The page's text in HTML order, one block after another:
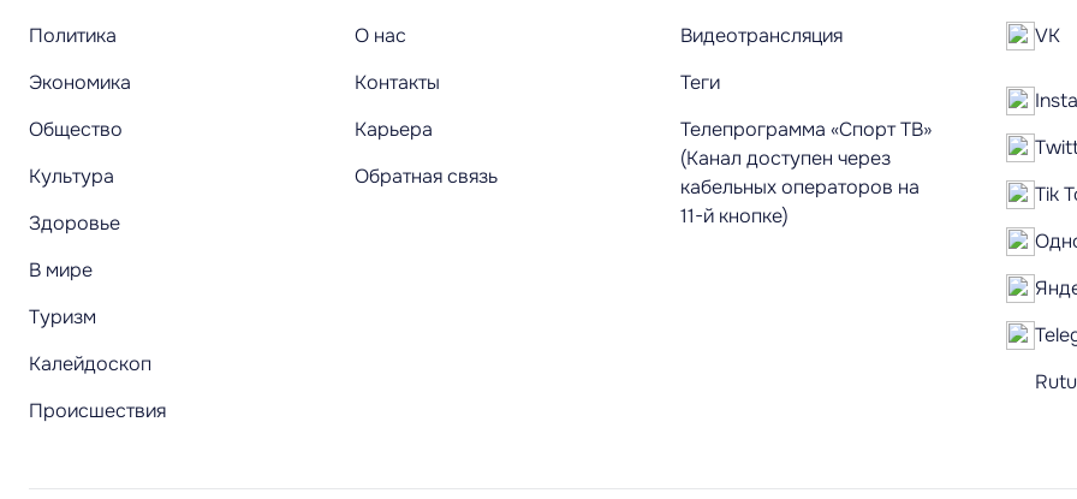
Политика
Экономика
Общество
Культура
Здоровье
В мире
Туризм
Калейдоскоп
Происшествия
О нас
Контакты
Карьера
Обратная связь
Видеотрансляция
Теги
Телепрограмма «Спорт ТВ»
(Канал доступен через
кабельных операторов на
11-й кнопке)
VK
Tik